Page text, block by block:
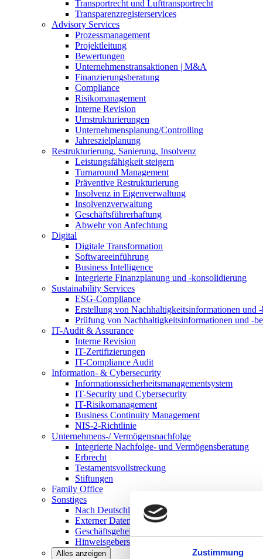
Zustimmung
Transportrecht und Lufttransportrecht
Transparenzregisterservices
Advisory Services
Prozessmanagement
Projektleitung
Bewertungen
Unternehmenstransaktionen | M&A
Finanzierungsberatung
Compliance
Risikomanagement
Interne Revision
Umstrukturierungen
Unternehmensplanung/Controlling
Jahreszielplanung
Restrukturierung, Sanierung, Insolvenz
Leistungsfähigkeit steigern
Turnaround Management
Präventive Restrukturierung
Insolvenz in Eigenverwaltung
Insolvenzverwaltung
Geschäftsführerhaftung
Abwehr von Anfechtung
Digital
Digitale Transformation
Softwareeinführung
Business Intelligence
Integrierte Finanzplanung und -konsolidierung
Sustainability Services
ESG-Compliance
Erstellung von Nachhaltigkeitsinformationen und -
Prüfung von Nachhaltigkeitsinformationen und -
IT-Audit & Assurance
Interne Revision
IT-Zertifizierungen
IT-Compliance Audit
Information- & Cybersecurity
Informationssicherheitsmanagementsystem
IT-Security und Cybersecurity
IT-Risikomanagement
Business Continuity Management
NIS-2-Richtlinie
Unternehmens-/Vermögensnachfolge
Integrierte Nachfolge- und Vermögensberatung
Erbrecht
Testamentsvollstreckung
Stiftungen
Family Office
Sonstiges
Nach Deutschland expandieren
Externer Datenschutzbeauftragter
Geschäftsgeheimnisgesetz
Hinweisgeberschutz in Unternehmen
Alles anzeigen